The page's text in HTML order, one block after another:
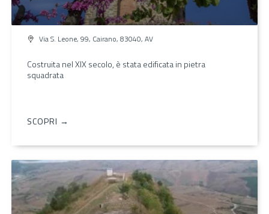
Via S. Leone, 99, Cairano, 83040, AV
Costruita nel XIX secolo, è stata edificata in pietra
squadrata
SCOPRI →